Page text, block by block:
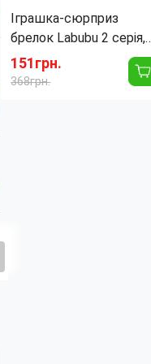
Іграшка-сюрприз
брелок Labubu 2 серія,
оригінал Pop Mart, 14
см, м'яка плюшева, у
151грн.
368грн.